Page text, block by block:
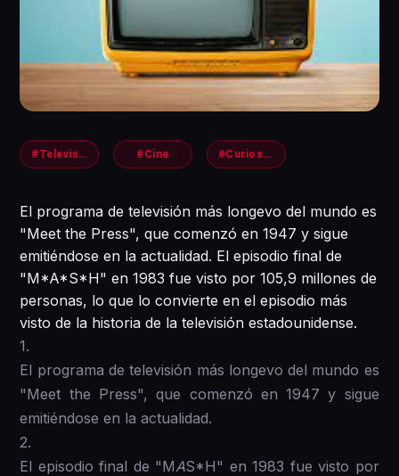
#Television #Cine #Curiosidades
El programa de televisión más longevo del mundo es
"Meet the Press", que comenzó en 1947 y sigue
emitiéndose en la actualidad. El episodio final de
"M*A*S*H" en 1983 fue visto por 105,9 millones de
personas, lo que lo convierte en el episodio más
visto de la historia de la televisión estadounidense.
1 .
El programa de televisión más longevo del mundo es
"Meet the Press", que comenzó en 1947 y sigue
emitiéndose en la actualidad.
2 .
El episodio final de "MAS*H" en 1983 fue visto por